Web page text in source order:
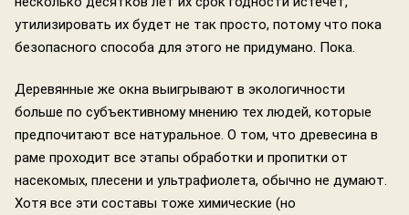
утилизировать их будет не так просто, потому что пока
безопасного способа для этого не придумано. Пока.
Деревянные же окна выигрывают в экологичности
больше по субъективному мнению тех людей, которые
предпочитают все натуральное. О том, что древесина в
раме проходит все этапы обработки и пропитки от
насекомых, плесени и ультрафиолета, обычно не думают.
Хотя все эти составы тоже химические (но